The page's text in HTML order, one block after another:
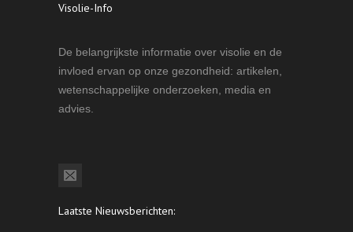
Visolie-Info
De belangrijkste informatie over visolie en de
invloed ervan op onze gezondheid: artikelen,
wetenschappelijke onderzoeken, media en
advies.
Laatste Nieuwsberichten: